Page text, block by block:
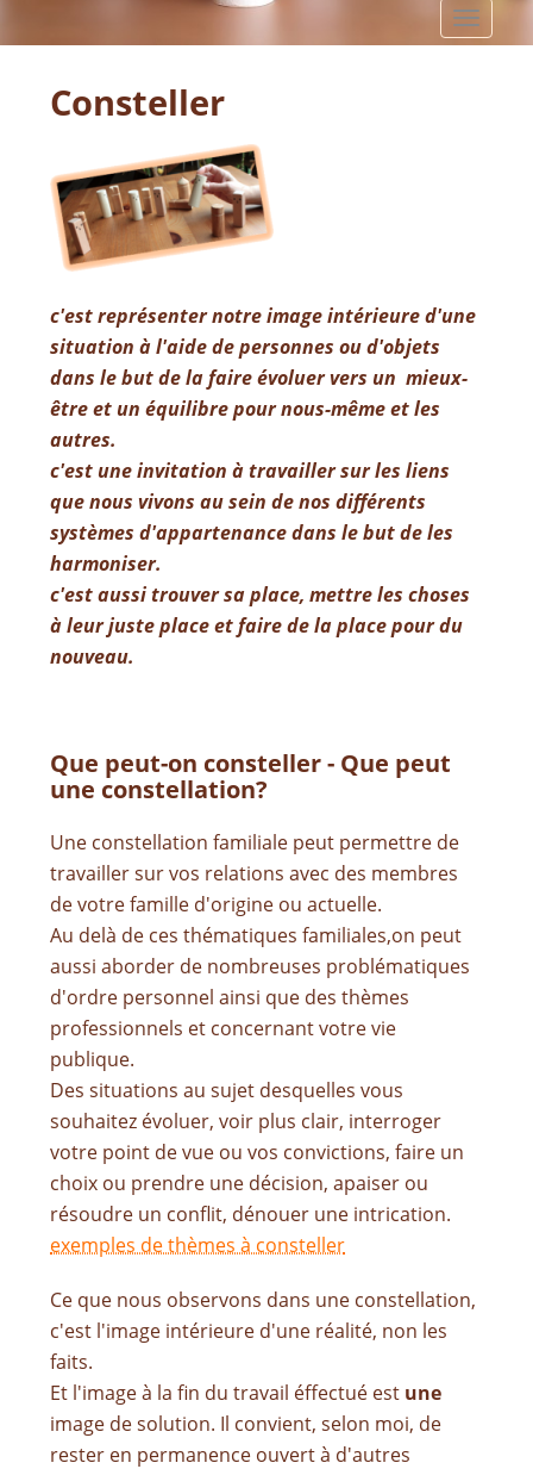
Consteller
c'est représenter notre image intérieure d'une
situation à l'aide de personnes ou d'objets
dans le but de la faire évoluer vers un mieux-
être et un équilibre pour nous-même et les
autres.
c'est une invitation à travailler sur les liens
que nous vivons au sein de nos différents
systèmes d'appartenance dans le but de les
harmoniser.
c'est aussi trouver sa place, mettre les choses
à leur juste place et faire de la place pour du
nouveau.
Que peut-on consteller - Que peut
une constellation?
Une constellation familiale peut permettre de
travailler sur vos relations avec des membres
de votre famille d'origine ou actuelle.
Au delà de ces thématiques familiales,on peut
aussi aborder de nombreuses problématiques
d'ordre personnel ainsi que des thèmes
professionnels et concernant votre vie
publique.
Des situations au sujet desquelles vous
souhaitez évoluer, voir plus clair, interroger
votre point de vue ou vos convictions, faire un
choix ou prendre une décision, apaiser ou
résoudre un conflit, dénouer une intrication.
exemples de thèmes à consteller
Ce que nous observons dans une constellation,
c'est l'image intérieure d'une réalité, non les
faits.
Et l'image à la fin du travail éffectué est une
image de solution. Il convient, selon moi, de
rester en permanence ouvert à d'autres